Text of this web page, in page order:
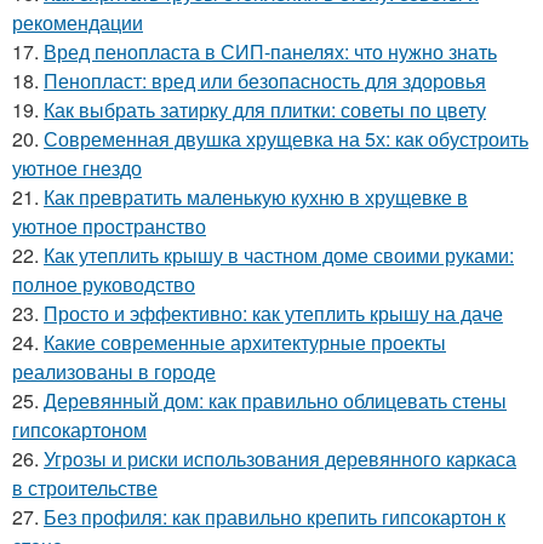
рекомендации
17. Вред пенопласта в СИП-панелях: что нужно знать
18. Пенопласт: вред или безопасность для здоровья
19. Как выбрать затирку для плитки: советы по цвету
20. Современная двушка хрущевка на 5х: как обустроить
уютное гнездо
21. Как превратить маленькую кухню в хрущевке в
уютное пространство
22. Как утеплить крышу в частном доме своими руками:
полное руководство
23. Просто и эффективно: как утеплить крышу на даче
24. Какие современные архитектурные проекты
реализованы в городе
25. Деревянный дом: как правильно облицевать стены
гипсокартоном
26. Угрозы и риски использования деревянного каркаса
в строительстве
27. Без профиля: как правильно крепить гипсокартон к